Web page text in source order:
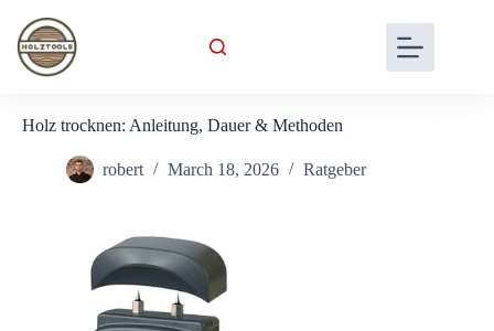
content
Holz trocknen: Anleitung, Dauer & Methoden
robert March 18, 2026 Ratgeber